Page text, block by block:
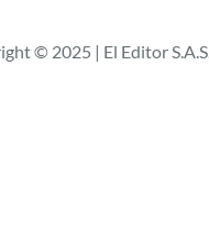
a
© 2025 | El Editor S.A.S.